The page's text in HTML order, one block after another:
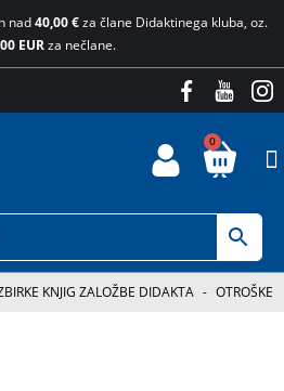
nad40,00 €za člane Didaktinega kluba, oz.
EURza nečlane.
0
KNJIG ZALOŽBE DIDAKTA - OTROŠKE